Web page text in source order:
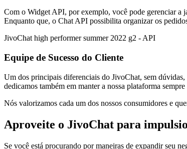
Com o Widget API, por exemplo, você pode gerenciar a
Enquanto que, o Chat API possibilita organizar os
JivoChat high performer summer 2022 g2 - API
Equipe de Sucesso do Cliente
Um dos principais diferenciais do JivoChat, sem
dedicamos também em manter a nossa plataforma sempre
Nós valorizamos cada um dos nossos consumidores e
Aproveite o JivoChat para
Se você está procurando por maneiras de expandir seu